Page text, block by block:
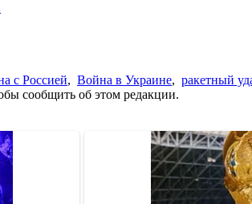
с Россией, Война в Украине, ракетный
сообщить об этом редакции.